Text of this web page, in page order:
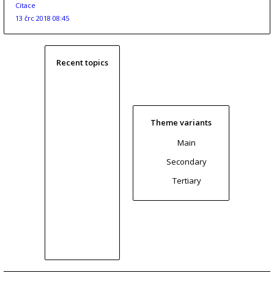
Citace
13 črc 2018 08:45
Recent topics
Theme variants
Main
Secondary
Tertiary